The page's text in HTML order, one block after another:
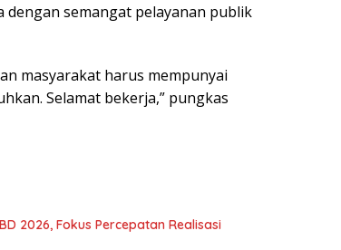
dengan semangat pelayanan publik
masyarakat harus mempunyai
Selamat bekerja,” pungkas
2026, Fokus Percepatan Realisasi